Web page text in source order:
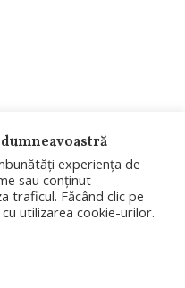
experiența de
sau conținut
traficul. Făcând clic pe
utilizarea cookie-urilor.